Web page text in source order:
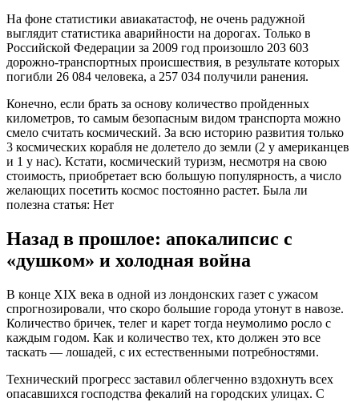
На фоне статистики авиакатастоф, не очень радужной
выглядит статистика аварийности на дорогах. Только в
Российской Федерации за 2009 год произошло 203 603
дорожно-транспортных происшествия, в результате которых
погибли 26 084 человека, а 257 034 получили ранения.
Конечно, если брать за основу количество пройденных
километров, то самым безопасным видом транспорта можно
смело считать космический. За всю историю развития только
3 космических корабля не долетело до земли (2 у американцев
и 1 у нас). Кстати, космический туризм, несмотря на свою
стоимость, приобретает всю большую популярность, а число
желающих посетить космос постоянно растет. Была ли
полезна статья: Нет
Назад в прошлое: апокалипсис с
«душком» и холодная война
В конце XIX века в одной из лондонских газет с ужасом
спрогнозировали, что скоро большие города утонут в навозе.
Количество бричек, телег и карет тогда неумолимо росло с
каждым годом. Как и количество тех, кто должен это все
таскать — лошадей, с их естественными потребностями.
Технический прогресс заставил облегченно вздохнуть всех
опасавшихся господства фекалий на городских улицах. С